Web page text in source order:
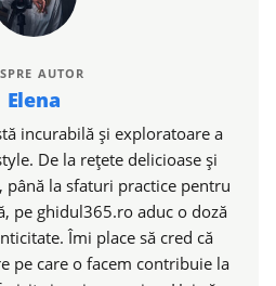
AUTOR
Elena
incurabilă și exploratoare a
De la rețete delicioase și
la sfaturi practice pentru
pe ghidul365.ro aduc o doză
Îmi place să cred că
pe care o facem contribuie la